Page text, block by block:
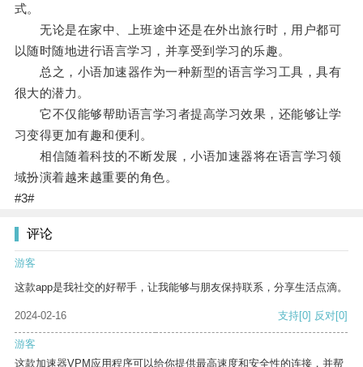
式。
无论是在家中、上班途中还是在外出旅行时，用户都可
以随时随地进行语言学习，并享受到学习的乐趣。
总之，小语加速器作为一种新型的语言学习工具，具有
很大的潜力。
它不仅能够帮助语言学习者提高学习效果，还能够让学
习变得更加有趣和便利。
相信随着科技的不断发展，小语加速器将在语言学习领
域扮演着越来越重要的角色。
#3#
评论
游客
这款app是我社交的好帮手，让我能够与朋友保持联系，分享生活点滴。
2024-02-16 支持[0] 反对[0]
游客
这款加速器VPM应用程序可以给你提供最高速度和安全性的连接，并帮